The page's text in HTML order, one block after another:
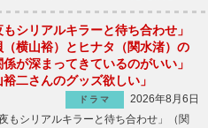
もシリアルキラーと待ち合わせ」
（横山裕）とヒナタ（関水渚）の
が深まってきているのがいい」
裕二さんのグッズ欲しい」
ドラマ
2026年8月6日
もシリアルキラーと待ち合わせ」（関